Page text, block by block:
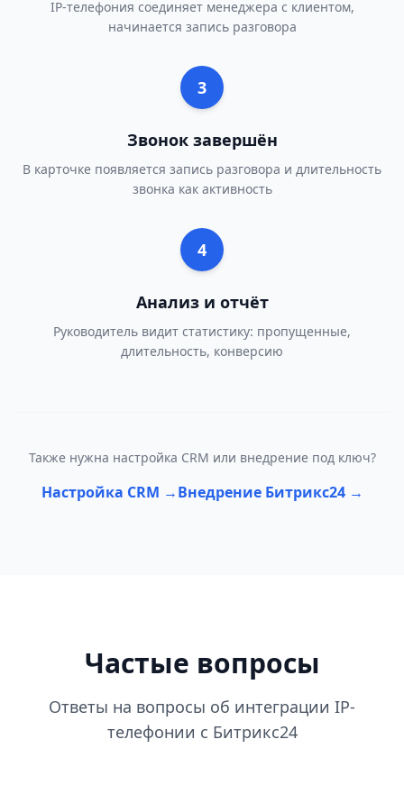
IP-телефония соединяет менеджера с клиентом,
начинается запись разговора
3
Звонок завершён
В карточке появляется запись разговора и длительность
звонка как активность
4
Анализ и отчёт
Руководитель видит статистику: пропущенные,
длительность, конверсию
Также нужна настройка CRM или внедрение под ключ?
Настройка CRM →Внедрение Битрикс24 →
Частые вопросы
Ответы на вопросы об интеграции IP-
телефонии с Битрикс24